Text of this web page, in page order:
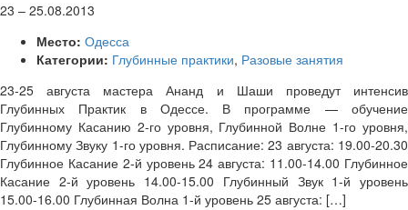
23 – 25.08.2013
Место: Одесса
Категории: Глубинные практики, Разовые занятия
23-25 августа мастера Ананд и Шаши проведут интенсив
Глубинных Практик в Одессе. В программе — обучение
Глубинному Касанию 2-го уровня, Глубинной Волне 1-го уровня,
Глубинному Звуку 1-го уровня. Расписание: 23 августа: 19.00-20.30
Глубинное Касание 2-й уровень 24 августа: 11.00-14.00 Глубинное
Касание 2-й уровень 14.00-15.00 Глубинный Звук 1-й уровень
15.00-16.00 Глубинная Волна 1-й уровень 25 августа: […]